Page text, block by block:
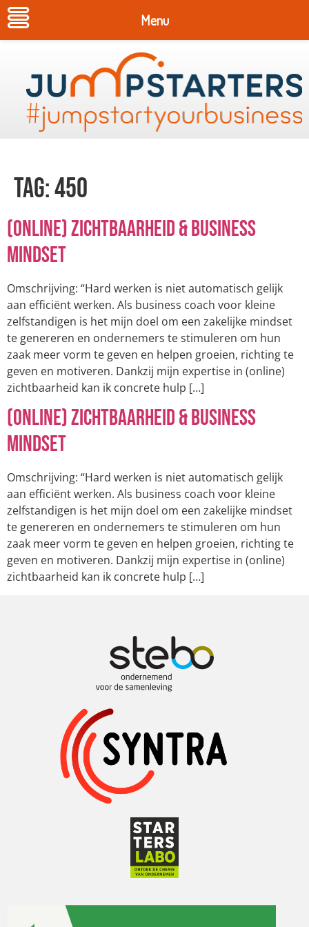
Tag:450
(Online) Zichtbaarheid & Business
Mindset
Omschrijving: “Hard werken is niet automatisch gelijk
aan efficiënt werken. Als business coach voor kleine
zelfstandigen is het mijn doel om een zakelijke mindset
te genereren en ondernemers te stimuleren om hun
zaak meer vorm te geven en helpen groeien, richting te
geven en motiveren. Dankzij mijn expertise in (online)
zichtbaarheid kan ik concrete hulp […]
(Online) Zichtbaarheid & Business
Mindset
Omschrijving: “Hard werken is niet automatisch gelijk
aan efficiënt werken. Als business coach voor kleine
zelfstandigen is het mijn doel om een zakelijke mindset
te genereren en ondernemers te stimuleren om hun
zaak meer vorm te geven en helpen groeien, richting te
geven en motiveren. Dankzij mijn expertise in (online)
zichtbaarheid kan ik concrete hulp […]
Menu